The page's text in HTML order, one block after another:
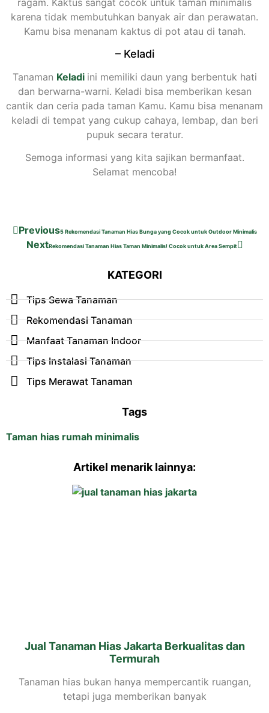
ragam. Kaktus sangat cocok untuk taman minimalis
karena tidak membutuhkan banyak air dan perawatan.
Kamu bisa menanam kaktus di pot atau di tanah.
– Keladi
Tanaman Keladi ini memiliki daun yang berbentuk hati
dan berwarna-warni. Keladi bisa memberikan kesan
cantik dan ceria pada taman Kamu. Kamu bisa menanam
keladi di tempat yang cukup cahaya, lembap, dan beri
pupuk secara teratur.
Semoga informasi yang kita sajikan bermanfaat.
Selamat mencoba!
Previous5 Rekomendasi Tanaman Hias Bunga yang Cocok untuk Outdoor Minimalis
NextRekomendasi Tanaman Hias Taman Minimalis! Cocok untuk Area Sempit
KATEGORI
Tips Sewa Tanaman
Rekomendasi Tanaman
Manfaat Tanaman Indoor
Tips Instalasi Tanaman
Tips Merawat Tanaman
Tags
Taman hias rumah minimalis
Artikel menarik lainnya:
Jual Tanaman Hias Jakarta Berkualitas dan
Termurah
Tanaman hias bukan hanya mempercantik ruangan,
tetapi juga memberikan banyak